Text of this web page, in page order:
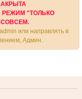
РЕЖИМ "ТОЛЬКО
СОВСЕМ.
или направлять в
Админ.